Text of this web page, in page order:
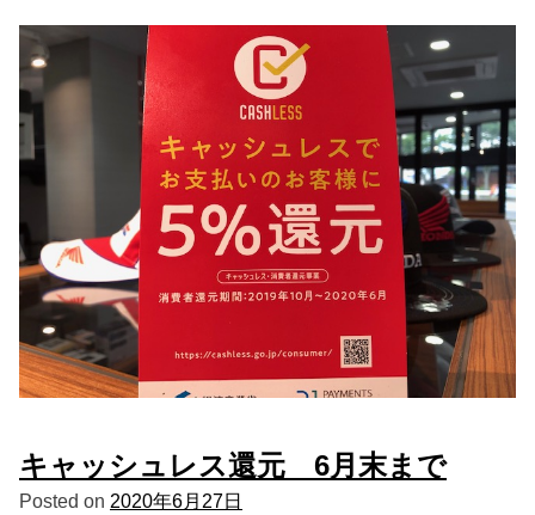
キャッシュレス還元 6月末まで
Posted on 2020年6月27日